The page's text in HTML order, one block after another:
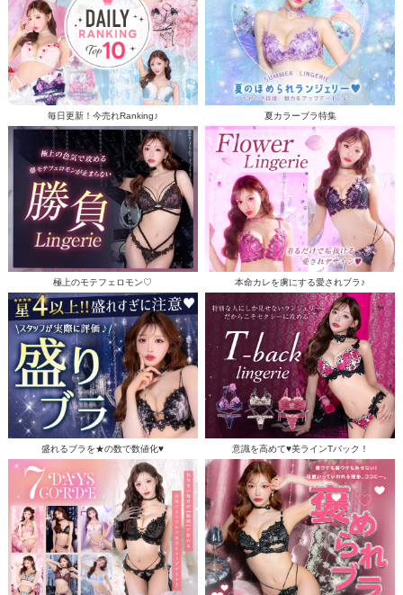
毎日更新！今売れRanking♪ 夏カラーブラ特集
極上のモテフェロモン♡ 本命カレを虜にする愛されブラ♪
盛れるブラを★の数で数値化♥ 意識を高めて♥美ラインTバック！